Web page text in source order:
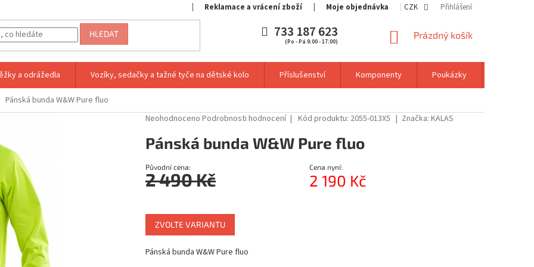
Reklamace a vrácení zboží Moje objednávka CZK Přihlášení
HLEDAT 733 187 623
(Po - Pá 9:00 - 17:00)
NÁKUPNÍ
Prázdný košík
a odrážedla Vozíky, sedačky a tažné tyče na dětské kolo Příslušenství Komponenty Poukázky
Pánská bunda W&W Pure fluo
Průměrné
produktu
je
0,0
z
5
Neohodnoceno Podrobnosti hodnocení Kód produktu: 2055-013X5 Značka:KALAS
Pánská bunda W&W Pure fluo
Původní cena:
2 490 Kč
Cena nyní:
2 190 Kč
cena:
ZVOLTE VARIANTU
Pánská bunda W&W Pure fluo